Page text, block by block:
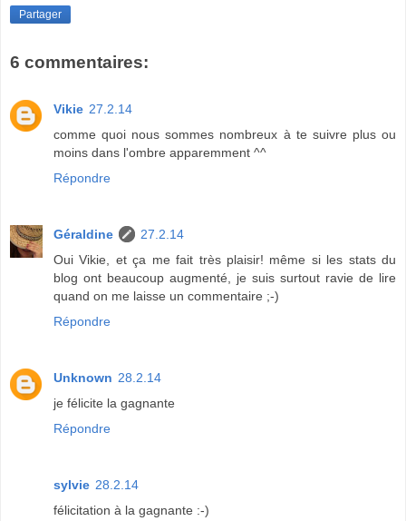
Partager
6 commentaires:
Vikie 27.2.14
comme quoi nous sommes nombreux à te suivre plus ou
moins dans l'ombre apparemment ^^
Répondre
Géraldine
27.2.14
Oui Vikie, et ça me fait très plaisir! même si les stats du
blog ont beaucoup augmenté, je suis surtout ravie de lire
quand on me laisse un commentaire ;-)
Répondre
Unknown 28.2.14
je félicite la gagnante
Répondre
sylvie 28.2.14
félicitation à la gagnante :-)